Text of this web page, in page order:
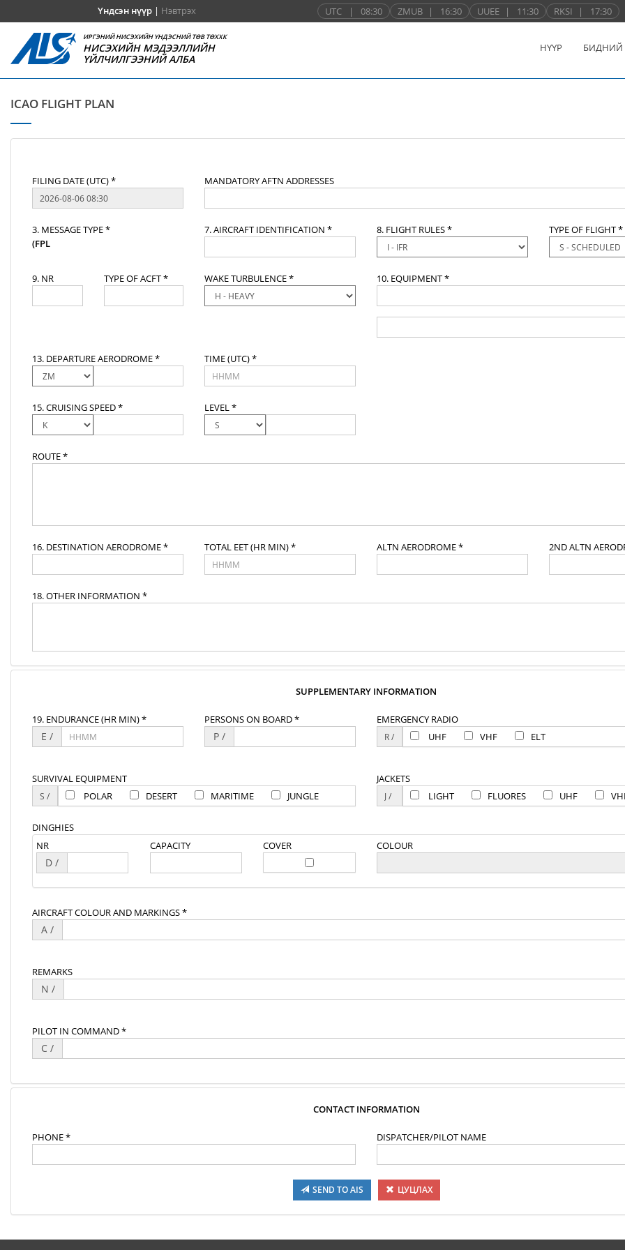
Үндсэн нүүр| Нэвтрэх UTC | 08:30 ZMUB | 16:30 UUEE | 11:30 RKSI | 17:30
ИРГЭНИЙ НИСЭХИЙН ҮНДЭСНИЙ ТӨВ ТӨХХК
НИСЭХИЙН МЭДЭЭЛЛИЙН
ҮЙЛЧИЛГЭЭНИЙ АЛБА
НҮҮР БИДНИЙ
ICAO FLIGHT PLAN
FILING DATE (UTC) * MANDATORY AFTN ADDRESSES
3. MESSAGE TYPE *
(FPL
7. AIRCRAFT IDENTIFICATION * 8. FLIGHT RULES * TYPE OF FLIGHT *
9. NR TYPE OF ACFT * WAKE TURBULENCE * 10. EQUIPMENT *
13. DEPARTURE AERODROME * TIME (UTC) *
15. CRUISING SPEED * LEVEL *
ROUTE *
16. DESTINATION AERODROME * TOTAL EET (HR MIN) * ALTN AERODROME * 2ND ALTN
18. OTHER INFORMATION *
SUPPLEMENTARY INFORMATION
19. ENDURANCE (HR MIN) *
E /
PERSONS ON BOARD *
P /
EMERGENCY RADIO
UHF
VHF ELT
SURVIVAL EQUIPMENT
POLAR
DESERT MARITIME JUNGLE
JACKETS
LIGHT
FLUORES UHF
DINGHIES
NR
D /
CAPACITY COVER COLOUR
AIRCRAFT COLOUR AND MARKINGS *
A /
REMARKS
N /
PILOT IN COMMAND *
C /
CONTACT INFORMATION
PHONE * DISPATCHER/PILOT NAME
SEND TO AIS ЦУЦЛАХ